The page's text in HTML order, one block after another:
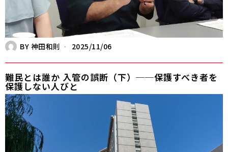
BY 神田和則 2025/11/06
難民とは誰か 入管の誤断（下）──保護すべき者を
保護しない人びと